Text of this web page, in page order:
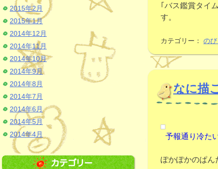
｢バス鑑賞タイ
す。
カテゴリー： の
なに描
予報通り冷た
ぽかぽかのぱん
2015年2月
2015年1月
2014年12月
2014年11月
2014年10月
2014年9月
2014年8月
2014年7月
2014年6月
2014年5月
2014年4月